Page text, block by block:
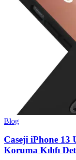
Blog
Caseji iPhone
Koruma Kılıfı